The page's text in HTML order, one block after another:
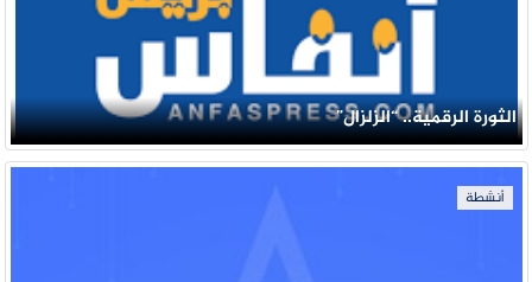
الثورة الرقمية.. “الزلزال”
أنشطة